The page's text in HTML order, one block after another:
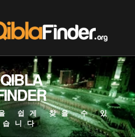
QIBLA
쉽게 찾을 수 있
습니다